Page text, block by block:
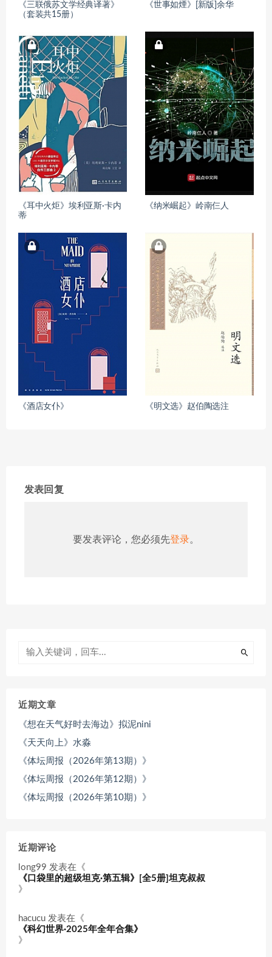
《三联俄苏文学经典译著》
（套装共15册）
《世事如煙》[新版]余华
《耳中火炬》埃利亚斯·卡内
蒂
《纳米崛起》岭南仨人
《酒店女仆》 《明文选》赵伯陶选注
发表回复
要发表评论，您必须先登录。
近期文章
《想在天气好时去海边》拟泥nini
《天天向上》水淼
《体坛周报（2026年第13期）》
《体坛周报（2026年第12期）》
《体坛周报（2026年第10期）》
近期评论
long99 发表在《
《口袋里的超级坦克·第五辑》[全5册]坦克叔叔
》
hacucu 发表在《
《科幻世界·2025年全年合集》
》